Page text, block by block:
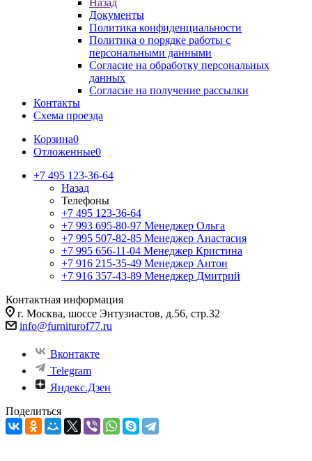
Назад
Документы
Политика конфиденциальности
Политика о порядке работы с
персональными данными
Согласие на обработку персональных
данных
Согласие на получение рассылки
Контакты
Схема проезда
Корзина0
Отложенные0
+7 495 123-36-64
Назад
Телефоны
+7 495 123-36-64
+7 993 695-80-97 Менеджер Ольга
+7 995 507-82-85 Менеджер Анастасия
+7 995 656-11-04 Менеджер Кристина
+7 916 215-35-49 Менеджер Антон
+7 916 357-43-89 Менеджер Дмитрий
Контактная информация
г. Москва, шоссе Энтузиастов, д.56, стр.32
info@furniturof77.ru
Вконтакте
Telegram
Яндекс.Дзен
Поделиться